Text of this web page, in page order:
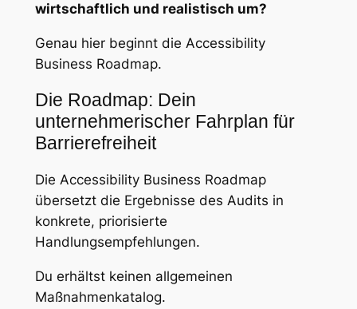
wirtschaftlich und realistisch um?
Genau hier beginnt die Accessibility
Business Roadmap.
Die Roadmap: Dein
unternehmerischer Fahrplan für
Barrierefreiheit
Die Accessibility Business Roadmap
übersetzt die Ergebnisse des Audits in
konkrete, priorisierte
Handlungsempfehlungen.
Du erhältst keinen allgemeinen
Maßnahmenkatalog.